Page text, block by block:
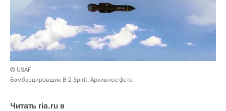
© USAF
Бомбардировщик B-2 Spirit. Архивное фото
Читать ria.ru в